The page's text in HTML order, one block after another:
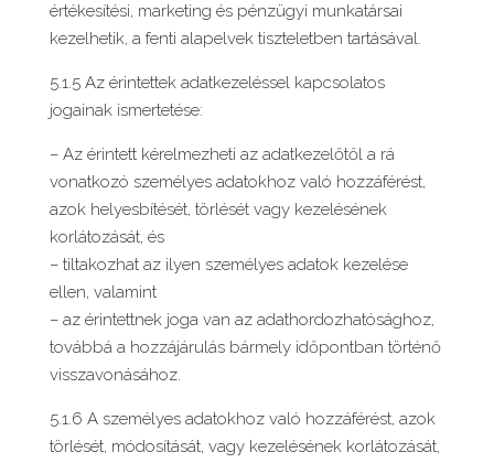
értékesítési, marketing és pénzügyi munkatársai
kezelhetik, a fenti alapelvek tiszteletben tartásával.
5.1.5 Az érintettek adatkezeléssel kapcsolatos
jogainak ismertetése:
– Az érintett kérelmezheti az adatkezelőtől a rá
vonatkozó személyes adatokhoz való hozzáférést,
azok helyesbítését, törlését vagy kezelésének
korlátozását, és
– tiltakozhat az ilyen személyes adatok kezelése
ellen, valamint
– az érintettnek joga van az adathordozhatósághoz,
továbbá a hozzájárulás bármely időpontban történő
visszavonásához.
5.1.6 A személyes adatokhoz való hozzáférést, azok
törlését, módosítását, vagy kezelésének korlátozását,